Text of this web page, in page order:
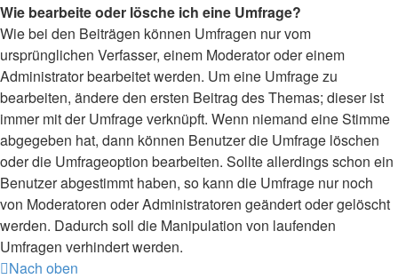
Wie bearbeite oder lösche ich eine Umfrage?
Wie bei den Beiträgen können Umfragen nur vom
ursprünglichen Verfasser, einem Moderator oder einem
Administrator bearbeitet werden. Um eine Umfrage zu
bearbeiten, ändere den ersten Beitrag des Themas; dieser ist
immer mit der Umfrage verknüpft. Wenn niemand eine Stimme
abgegeben hat, dann können Benutzer die Umfrage löschen
oder die Umfrageoption bearbeiten. Sollte allerdings schon ein
Benutzer abgestimmt haben, so kann die Umfrage nur noch
von Moderatoren oder Administratoren geändert oder gelöscht
werden. Dadurch soll die Manipulation von laufenden
Umfragen verhindert werden.
Nach oben